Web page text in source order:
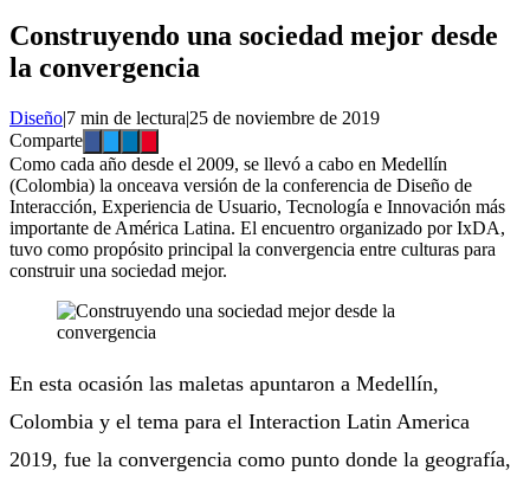
Construyendo una sociedad mejor desde
la convergencia
Diseño|7 min de lectura|25 de noviembre de 2019
Comparte
Como cada año desde el 2009, se llevó a cabo en Medellín
(Colombia) la onceava versión de la conferencia de Diseño de
Interacción, Experiencia de Usuario, Tecnología e Innovación más
importante de América Latina. El encuentro organizado por IxDA,
tuvo como propósito principal la convergencia entre culturas para
construir una sociedad mejor.
En esta ocasión las maletas apuntaron a Medellín,
Colombia y el tema para el Interaction Latin America
2019, fue la convergencia como punto donde la geografía,